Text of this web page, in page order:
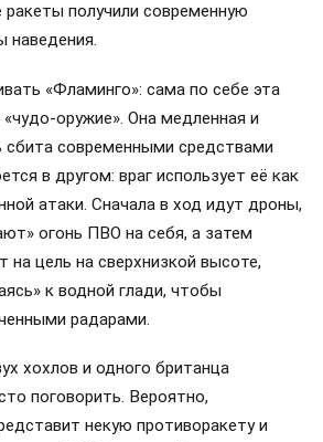
получили современную
наведения.
«Фламинго»: сама по себе эта
оружие». Она медленная и
современными средствами
в другом: враг использует её как
атаки. Сначала в ход идут дроны,
огонь ПВО на себя, а затем
на цель на сверхнизкой высоте,
к водной глади, чтобы
радарами.
хохлов и одного британца
поговорить. Вероятно,
некую противоракету и